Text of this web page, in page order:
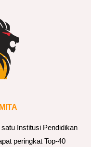
Institusi Pendidikan
peringkat Top-40